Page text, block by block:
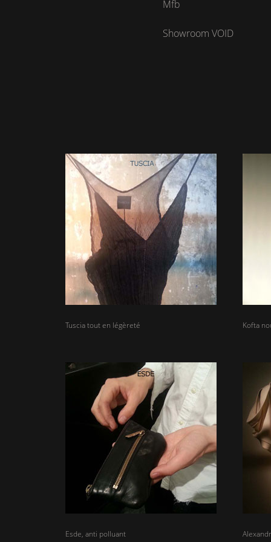
Mfb
Showroom VOID
Tuscia tout en légèreté Kofta
Esde, anti polluant